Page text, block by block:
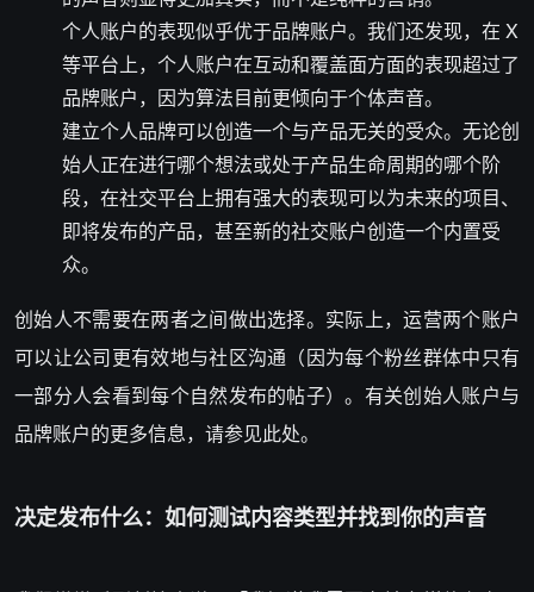
个人账户的表现似乎优于品牌账户。我们还发现，在 X
等平台上，个人账户在互动和覆盖面方面的表现超过了
品牌账户，因为算法目前更倾向于个体声音。
建立个人品牌可以创造一个与产品无关的受众。无论创
始人正在进行哪个想法或处于产品生命周期的哪个阶
段，在社交平台上拥有强大的表现可以为未来的项目、
即将发布的产品，甚至新的社交账户创造一个内置受
众。
创始人不需要在两者之间做出选择。实际上，运营两个账户
可以让公司更有效地与社区沟通（因为每个粉丝群体中只有
一部分人会看到每个自然发布的帖子）。有关创始人账户与
品牌账户的更多信息，请参见此处。
决定发布什么：如何测试内容类型并找到你的声音